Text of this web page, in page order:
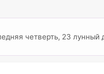
четверть, 23 лунный